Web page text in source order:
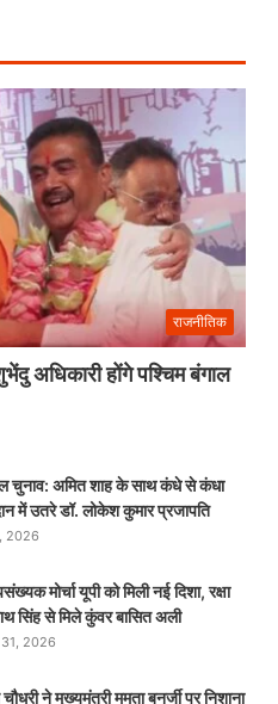
राजनीतिक
अधिकारी होंगे पश्चिम बंगाल
चुनाव: अमित शाह के साथ कंधे से कंधा
में उतरे डॉ. लोकेश कुमार प्रजापति
2026
मोर्चा यूपी को मिली नई दिशा, रक्षा
सिंह से मिले कुंवर बासित अली
2026
ने मुख्यमंत्री ममता बनर्जी पर निशाना